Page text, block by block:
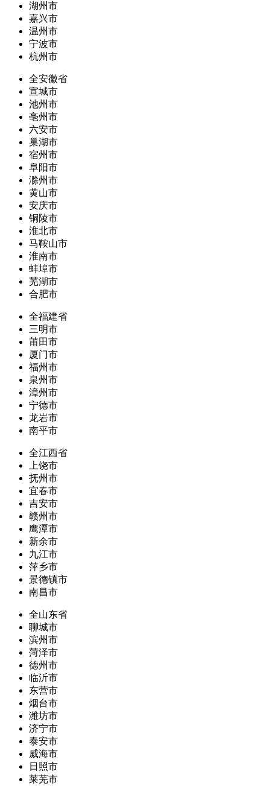
湖州市
嘉兴市
温州市
宁波市
杭州市
全安徽省
宣城市
池州市
亳州市
六安市
巢湖市
宿州市
阜阳市
滁州市
黄山市
安庆市
铜陵市
淮北市
马鞍山市
淮南市
蚌埠市
芜湖市
合肥市
全福建省
三明市
莆田市
厦门市
福州市
泉州市
漳州市
宁德市
龙岩市
南平市
全江西省
上饶市
抚州市
宜春市
吉安市
赣州市
鹰潭市
新余市
九江市
萍乡市
景德镇市
南昌市
全山东省
聊城市
滨州市
菏泽市
德州市
临沂市
东营市
烟台市
潍坊市
济宁市
泰安市
威海市
日照市
莱芜市